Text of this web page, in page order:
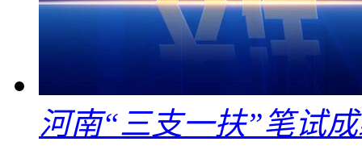
河南“三支一扶”笔试